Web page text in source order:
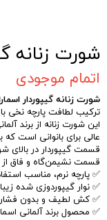
شورت زنانه
اتمام موجودی
شورت زنانه گیپوردار
ترکیب لطافت پارچه نخی با
این شورت زنانه از برند
عالی برای بانوانی است
قسمت گیپوردار در بالای
قسمت نشیمن‌گاه و فاق
✅ پارچه نرم، مناسب
✅ نوار گیپوردوزی شده زیبا
✅ کش لطیف و بدون فشار
✅ محصول برند آلمانی